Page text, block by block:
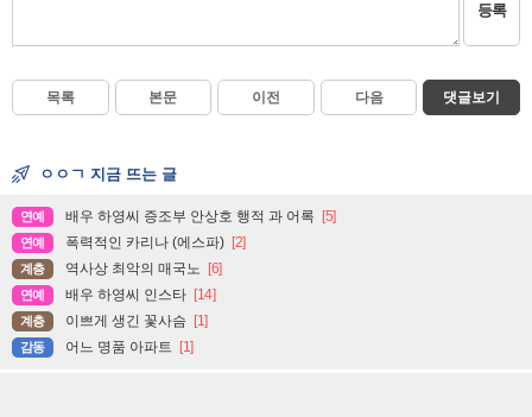
등록
목록 본문 이전 다음 댓글보기
ㅇㅇㄱ 지금 뜨는 글
연예 배우 하영씨 증조부 안상호 행적 과 어록 [5]
연예 폭력적인 카리나 (에스파) [2]
계층 역사상 최악의 매국노 [6]
연예 배우 하영씨 인스타 [14]
계층 이쁘게 생긴 꽃사슴 [1]
감동 어느 명품 아파트 [1]